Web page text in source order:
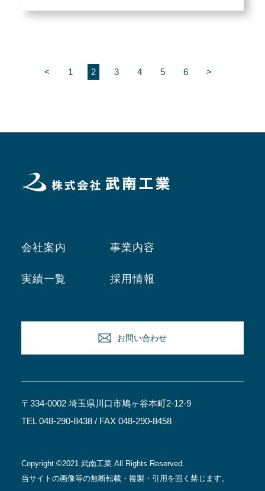
< 1 2 3 4 5 6 >
会社案内 事業内容
実績一覧 採用情報
お問い合わせ
〒334-0002 埼玉県川口市鳩ヶ谷本町2-12-9
TEL 048-290-8438/ FAX 048-290-8458
Copyright ©2021 武南工業 All Rights Reserved.
当サイトの画像等の無断転載・複製・引用を固く禁じます。